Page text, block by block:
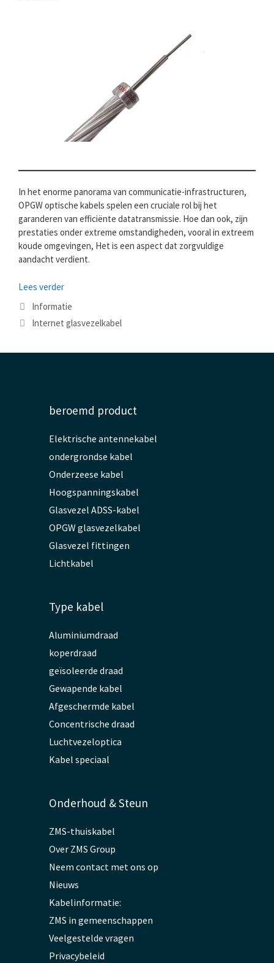
In het enorme panorama van communicatie-infrastructuren,
OPGW optische kabels spelen een cruciale rol bij het
garanderen van efficiënte datatransmissie. Hoe dan ook, zijn
prestaties onder extreme omstandigheden, vooral in extreem
koude omgevingen, Het is een aspect dat zorgvuldige
aandacht verdient.
Lees verder
Categorieën
Informatie
Tags
Internet glasvezelkabel
beroemd product
Elektrische antennekabel
ondergrondse kabel
Onderzeese kabel
Hoogspanningskabel
Glasvezel ADSS-kabel
OPGW glasvezelkabel
Glasvezel fittingen
Lichtkabel
Type kabel
Aluminiumdraad
koperdraad
geïsoleerde draad
Gewapende kabel
Afgeschermde kabel
Concentrische draad
Luchtvezeloptica
Kabel speciaal
Onderhoud & Steun
ZMS-thuiskabel
Over ZMS Group
Neem contact met ons op
Nieuws
Kabelinformatie:
ZMS in gemeenschappen
Veelgestelde vragen
Privacybeleid